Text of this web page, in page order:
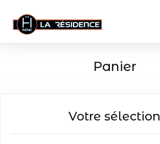
Panier
Votre sélection